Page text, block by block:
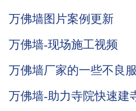
万佛墙图片案例更新
万佛墙-现场施工视频
万佛墙厂家的一些不良
万佛墙-助力寺院快速建